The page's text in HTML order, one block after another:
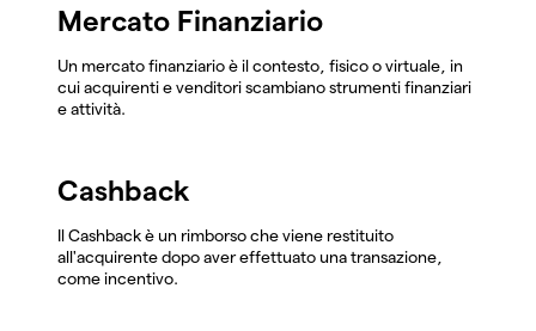
Mercato Finanziario
Un mercato finanziario è il contesto, fisico o virtuale, in
cui acquirenti e venditori scambiano strumenti finanziari
e attività.
Cashback
Il Cashback è un rimborso che viene restituito
all'acquirente dopo aver effettuato una transazione,
come incentivo.